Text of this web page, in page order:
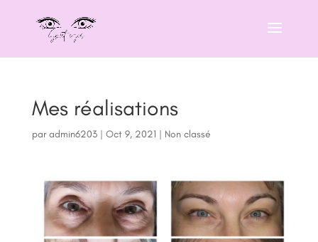
Mes réalisations
paradmin6203| Oct 9, 2021 | Non classé